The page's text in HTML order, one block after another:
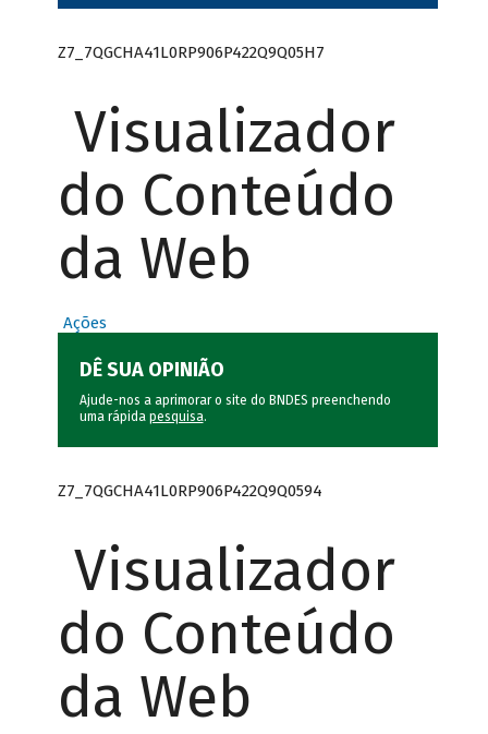
Z7_7QGCHA41L0RP906P422Q9Q05H7
Visualizador
do Conteúdo
da Web
Ações
DÊ SUA OPINIÃO
Ajude-nos a aprimorar o site do BNDES preenchendo
uma rápida pesquisa.
Z7_7QGCHA41L0RP906P422Q9Q0594
Visualizador
do Conteúdo
da Web